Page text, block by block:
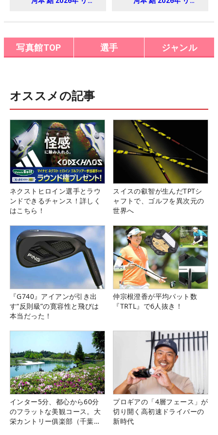
写真館TOP 選手 ジャンル
オススメの記事
ネクストヒロイン選手とラウ
ンドできるチャンス！詳しく
はこちら！
スイスの叡智が生んだTPTシ
ャフトで、ゴルフを異次元の
世界へ
『G740』アイアンが引き出
す“反則級”の寛容性と飛びは
本当だった！
仲宗根澄香が平均パット数
『TRTL』で6人抜き！
インター5分、都心から60分
のフラットな美観コース。大
栄カントリー俱楽部（千葉
プロギアの「4層フェース」が
切り開く高初速ドライバーの
新時代